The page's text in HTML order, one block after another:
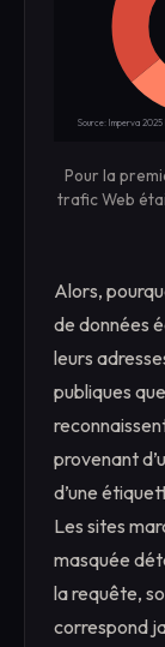
Source: Imperva
Pour la
trafic Web
Alors,
de données
leurs
publiques
provenant
d’une
Les sites
masquée
la requête,
correspond